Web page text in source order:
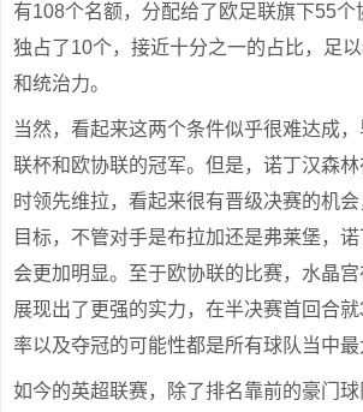
有108个名额，分配给了欧足联旗下55个
独占了10个，接近十分之一的占比，足
和统治力。
当然，看起来这两个条件似乎很难达成
联杯和欧协联的冠军。但是，诺丁汉森
时领先维拉，看起来很有晋级决赛的机
目标，不管对手是布拉加还是弗莱堡，
会更加明显。至于欧协联的比赛，水晶
展现出了更强的实力，在半决赛首回合
率以及夺冠的可能性都是所有球队当中最
如今的英超联赛，除了排名靠前的豪门